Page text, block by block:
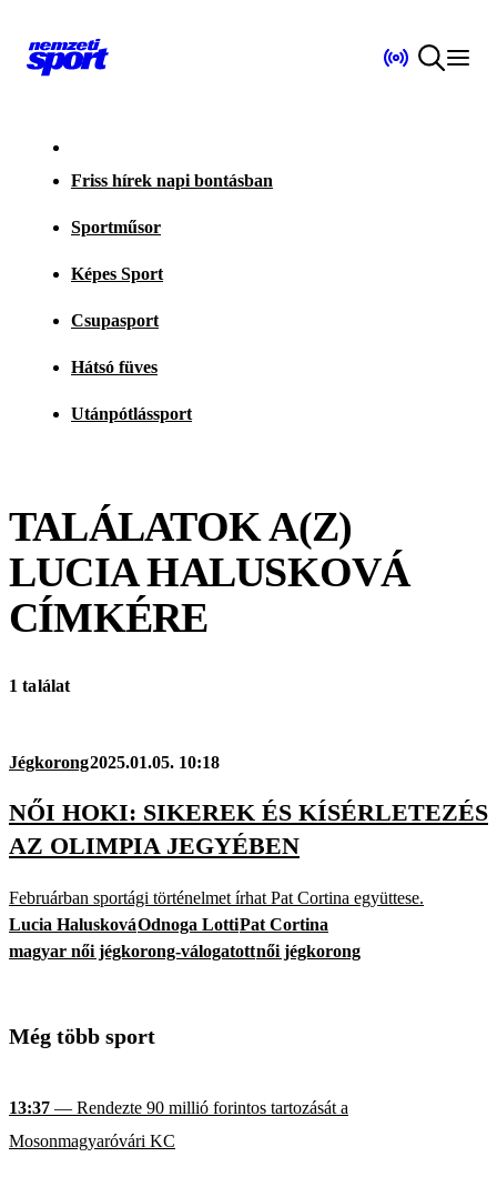
Friss hírek napi bontásban
Sportműsor
Képes Sport
Csupasport
Hátsó füves
Utánpótlássport
TALÁLATOK A(Z)
LUCIA HALUSKOVÁ
CÍMKÉRE
1 találat
Jégkorong2025.01.05. 10:18
NŐI HOKI: SIKEREK ÉS KÍSÉRLETEZÉS
AZ OLIMPIA JEGYÉBEN
Februárban sportági történelmet írhat Pat Cortina együttese.
Lucia HaluskováOdnoga LottiPat Cortina
magyar női jégkorong-válogatottnői jégkorong
Még több sport
13:37 — Rendezte 90 millió forintos tartozását a
Mosonmagyaróvári KC